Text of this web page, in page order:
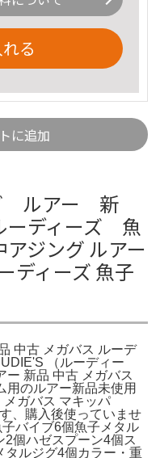
る
に追加
ルアー 新
ディーズ 魚
ジング ルアー
ディーズ 魚子
中古 メガバス ルーデ
（ルーディー
ー 新品 中古 メガバス
用のルアー新品未使用
ガバス マキッパ
、購入後使っていませ
バイブ6個魚子メタル
個ハゼスプーン4個ス
タルジグ4個カラー・重